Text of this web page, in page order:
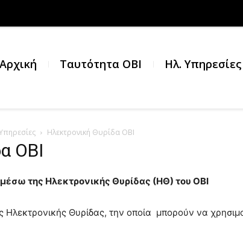
Αρχική Ταυτότητα ΟΒΙ Ηλ. Υπηρεσίες
Ηλεκτρονική Θυρίδα ΟΒΙ
ΟΒΙ
της Ηλεκτρονικής Θυρίδας (ΗΘ) του ΟΒΙ
Ηλεκτρονικής Θυρίδας, την οποία μπορούν να